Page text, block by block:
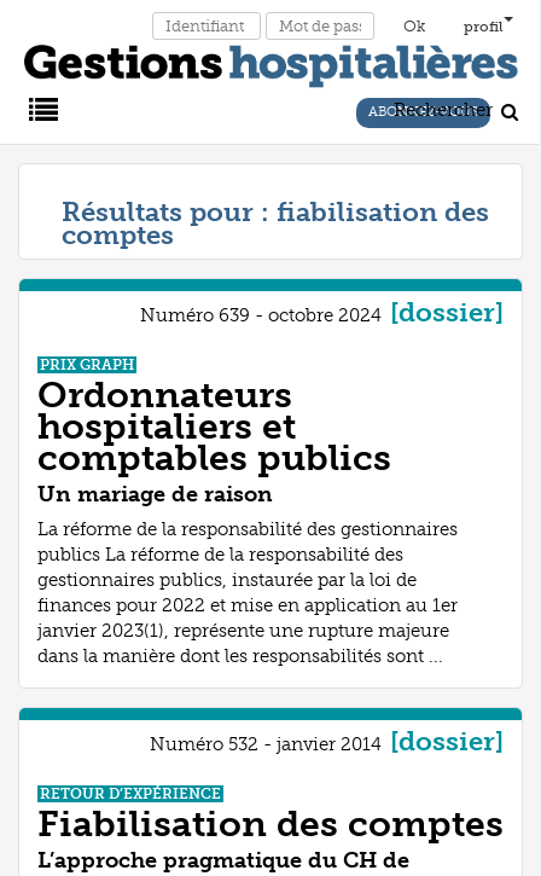
profil
Main
Menu
ABONNEZ-VOUS
Rechercher
Résultats pour : fiabilisation des
comptes
Numéro 639 - octobre 2024 [dossier]
PRIX GRAPH
Ordonnateurs
hospitaliers et
comptables publics
Un mariage de raison
La réforme de la responsabilité des gestionnaires
publics La réforme de la responsabilité des
gestionnaires publics, instaurée par la loi de
finances pour 2022 et mise en application au 1er
janvier 2023(1), représente une rupture majeure
dans la manière dont les responsabilités sont ...
Numéro 532 - janvier 2014 [dossier]
RETOUR D’EXPÉRIENCE
Fiabilisation des comptes
L’approche pragmatique du CH de